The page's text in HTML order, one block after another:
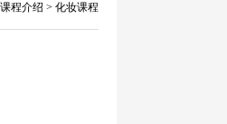
课程介绍 > 化妆课程